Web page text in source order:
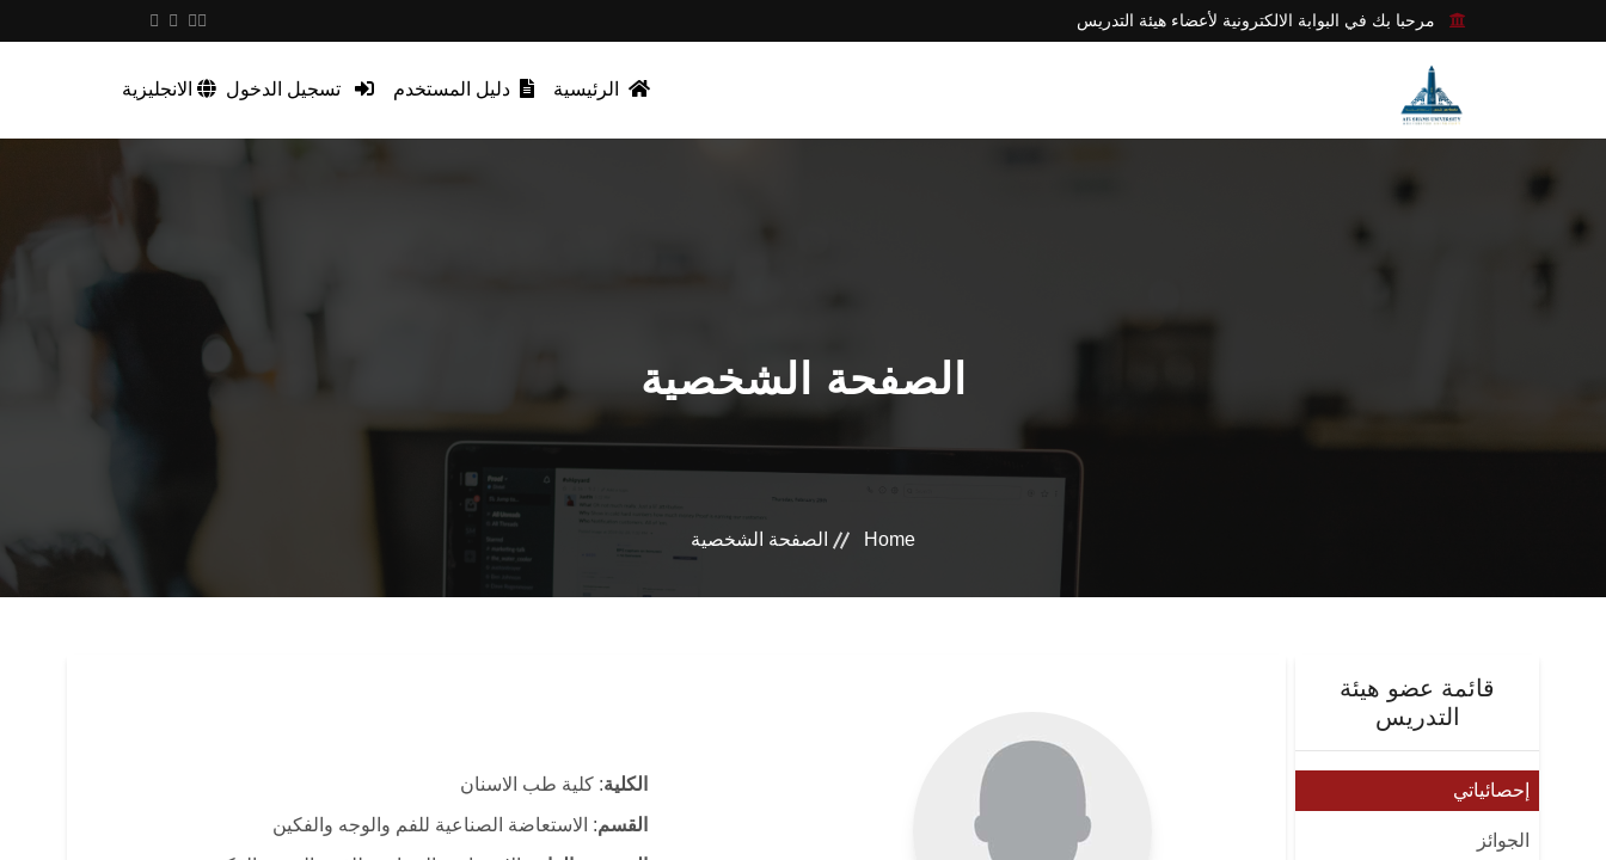
مرحبا بك في البوابة الالكترونية لأعضاء هيئة التدريس
الرئيسية دليل المستخدم تسجيل الدخول الانجليزية
الصفحة الشخصية
Home الصفحة الشخصية
قائمة عضو هيئة
التدريس
إحصائياتي
الجوائز
الكلية: كلية طب الاسنان
القسم: الاستعاضة الصناعية للفم والوجه والفكين